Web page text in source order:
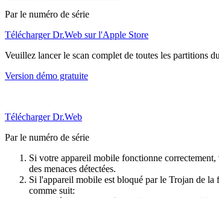
Par le numéro de série
Télécharger Dr.Web sur l'Apple Store
Veuillez lancer le scan complet de toutes les partitions
Version démo gratuite
Télécharger Dr.Web
Par le numéro de série
Si votre appareil mobile fonctionne
des menaces détectées.
Si l'appareil mobile est bloqué par le Trojan de
comme suit: